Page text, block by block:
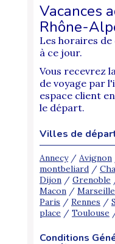
Vacances
Rhône-
Les horaires
à ce jour.
Vous recevrez
de voyage par
espace client
le départ.
Villes de
Annecy/ Avignon
montbeliard /
Dijon / Grenoble
Macon / Marseille
Paris / Rennes /
place / Toulouse
Conditions